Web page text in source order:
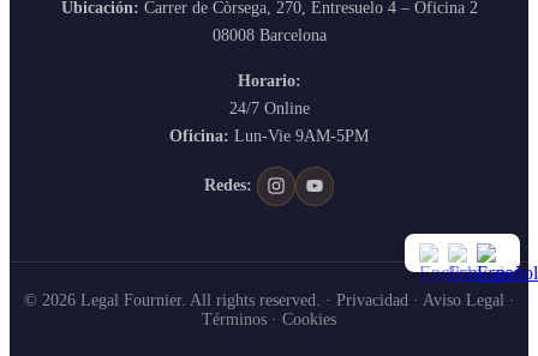
Ubicación: Carrer de Còrsega, 270, Entresuelo 4 – Oficina 2
08008 Barcelona
Horario:
24/7 Online
Oficina: Lun-Vie 9AM-5PM
Redes:
© 2026 Legal Fournier. All rights reserved. · Privacidad· Aviso Legal·
Términos · Cookies